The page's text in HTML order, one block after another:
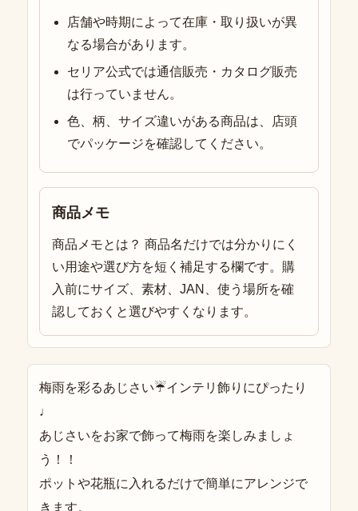
店舗や時期によって在庫・取り扱いが異
なる場合があります。
セリア公式では通信販売・カタログ販売
は行っていません。
色、柄、サイズ違いがある商品は、店頭
でパッケージを確認してください。
商品メモ
商品メモとは？ 商品名だけでは分かりにく
い用途や選び方を短く補足する欄です。購
入前にサイズ、素材、JAN、使う場所を確
認しておくと選びやすくなります。
梅雨を彩るあじさい☔️インテリ飾りにぴったり
♩
あじさいをお家で飾って梅雨を楽しみましょ
う！！
ポットや花瓶に入れるだけで簡単にアレンジで
きます。